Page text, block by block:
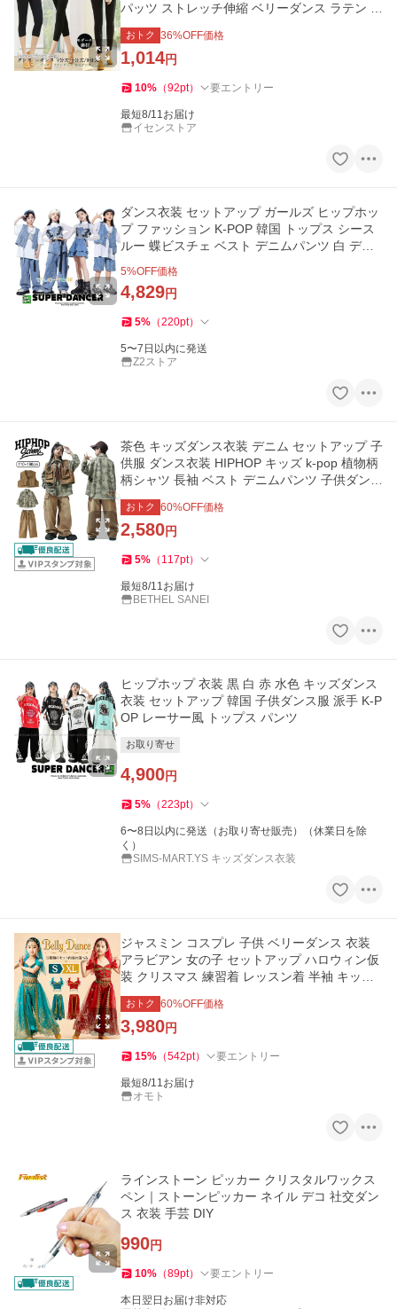
パッツ ストレッチ伸縮 ベリーダンス ラテン モ
ダン社交ダンス
おトク 36%OFF価格
1,014円
10% （92pt） 要エントリー
最短8/11お届け
イセンストア
ダンス衣装 セットアップ ガールズ ヒップホッ
プ ファッション K-POP 韓国 トップス シース
ルー 蝶ビスチェ ベスト デニムパンツ 白 デニ
5%OFF価格
4,829円
5% （220pt）
5〜7日以内に発送
Z2ストア
茶色 キッズダンス衣装 デニム セットアップ 子
供服 ダンス衣装 HIPHOP キッズ k-pop 植物柄
柄シャツ 長袖 ベスト デニムパンツ 子供ダンス
ダンス発表会
おトク 60%OFF価格
2,580円
5% （ 117pt）
最短8/11お届け
BETHEL SANEI
ヒップホップ 衣装 黒 白 赤 水色 キッズダンス
衣装 セットアップ 韓国 子供ダンス服 派手 K-P
OP レーサー風 トップス パンツ
お取り寄せ
4,900円
5% （223pt）
6〜8日以内に発送（お取り寄せ販売）（休業日を除
く）
SIMS-MART.YS キッズダンス衣装
ジャスミン コスプレ 子供 ベリーダンス 衣装
アラビアン 女の子 セットアップ ハロウィン仮
装 クリスマス 練習着 レッスン着 半袖 キッズ
コスチューム
おトク 60%OFF価格
3,980円
15% （542pt） 要エントリー
最短8/11お届け
オモト
ラインストーン ピッカー クリスタルワックス
ペン｜ストーンピッカー ネイル デコ 社交ダン
ス 衣装 手芸 DIY
990円
10% （89pt） 要エントリー
本日翌日お届け非対応